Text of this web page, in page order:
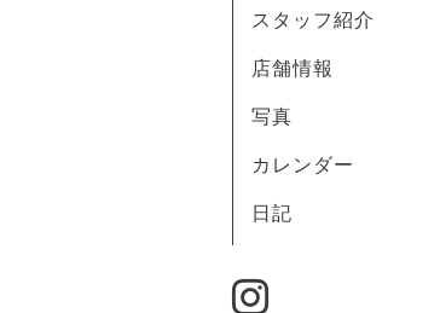
スタッフ紹介
店舗情報
写真
カレンダー
日記